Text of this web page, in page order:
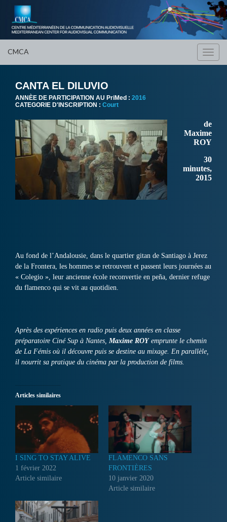
CMCA
CANTA EL DILUVIO
ANNÈE DE PARTICIPATION AU PriMed : 2016
CATEGORIE D'INSCRIPTION : Court
de
Maxime
ROY
30
minutes,
2015
Au fond de l’Andalousie, dans le quartier gitan de Santiago à Jerez
de la Frontera, les hommes se retrouvent et passent leurs journées au
« Colegio », leur ancienne école reconvertie en peña, dernier refuge
du flamenco qui se vit au quotidien.
Après des expériences en radio puis deux années en classe
préparatoire Ciné Sup à Nantes, Maxime ROYemprunte le chemin
de La Fémis où il découvre puis se destine au mixage. En parallèle,
il nourrit sa pratique du cinéma par la production de films.
Articles similaires
I SING TO STAY ALIVE
1 février 2022
Article similaire
FLAMENCO SANS
FRONTIÈRES
10 janvier 2020
Article similaire